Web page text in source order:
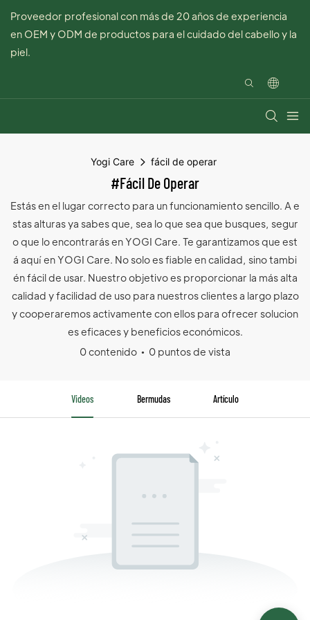
Proveedor profesional con más de 20 años de experiencia
en OEM y ODM de productos para el cuidado del cabello y la
piel.
Yogi Care fácil de operar
#fácil De Operar
Estás en el lugar correcto para un funcionamiento sencillo. A e
stas alturas ya sabes que, sea lo que sea que busques, segur
o que lo encontrarás en YOGI Care. Te garantizamos que est
á aquí en YOGI Care. No solo es fiable en calidad, sino tambi
én fácil de usar. Nuestro objetivo es proporcionar la más alta
calidad y facilidad de uso para nuestros clientes a largo plazo
y cooperaremos activamente con ellos para ofrecer solucion
es eficaces y beneficios económicos.
0 contenido
0 puntos de vista
Videos Bermudas Artículo